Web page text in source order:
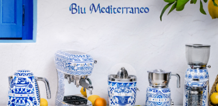
Wh
Ca
Ne
ws & Event
Store Locator